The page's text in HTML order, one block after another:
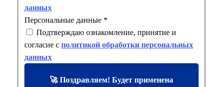
данных
Персональные данные *
Подтверждаю ознакомление, принятие и
согласие с политикой обработки персональных
данных
🚀 Поздравляем! Будет применена